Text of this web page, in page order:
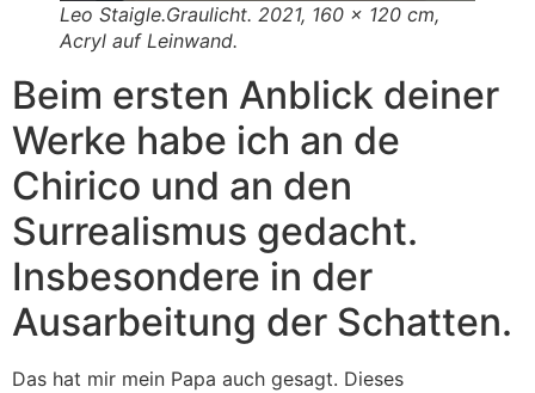
Leo Staigle.Graulicht. 2021, 160 x 120 cm,
Acryl auf Leinwand.
Beim ersten Anblick deiner
Werke habe ich an de
Chirico und an den
Surrealismus gedacht.
Insbesondere in der
Ausarbeitung der Schatten.
Das hat mir mein Papa auch gesagt. Dieses